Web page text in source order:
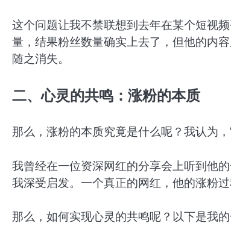
这个问题让我不禁联想到去年在某个短视
量，结果粉丝数量确实上去了，但他的内
随之消失。
二、心灵的共鸣：涨粉的本质
那么，涨粉的本质究竟是什么呢？我认为
我曾经在一位资深网红的分享会上听到他
我深受启发。一个真正的网红，他的涨粉
那么，如何实现心灵的共鸣呢？以下是我的